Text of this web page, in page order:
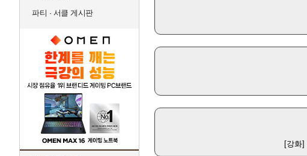
파티 · 서클 게시판
[강화]